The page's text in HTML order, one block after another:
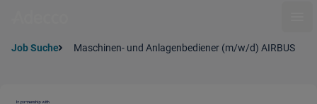
Job Suche Maschinen- und Anlagenbediener (m/w/d) AIRBUS